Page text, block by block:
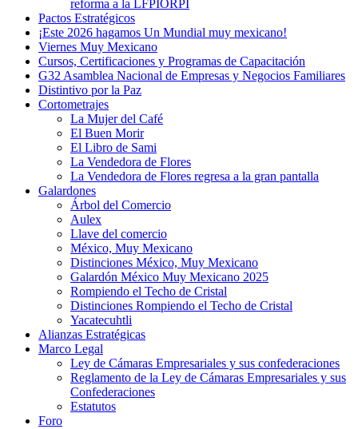
reforma a la LFPIORPI
Pactos Estratégicos
¡Este 2026 hagamos Un Mundial muy mexicano!
Viernes Muy Mexicano
Cursos, Certificaciones y Programas de Capacitación
G32 Asamblea Nacional de Empresas y Negocios Familiares
Distintivo por la Paz
Cortometrajes
La Mujer del Café
El Buen Morir
El Libro de Sami
La Vendedora de Flores
La Vendedora de Flores regresa a la gran pantalla
Galardones
Árbol del Comercio
Aulex
Llave del comercio
México, Muy Mexicano
Distinciones México, Muy Mexicano
Galardón México Muy Mexicano 2025
Rompiendo el Techo de Cristal
Distinciones Rompiendo el Techo de Cristal
Yacatecuhtli
Alianzas Estratégicas
Marco Legal
Ley de Cámaras Empresariales y sus confederaciones
Reglamento de la Ley de Cámaras Empresariales y sus
Confederaciones
Estatutos
Foro